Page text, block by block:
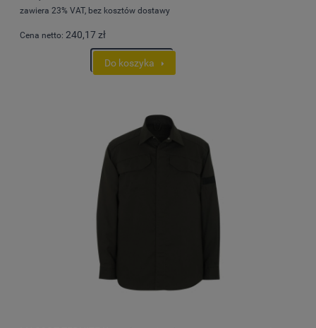
zawiera 23% VAT, bez kosztów dostawy
Cena netto: 240,17 zł
Do koszyka